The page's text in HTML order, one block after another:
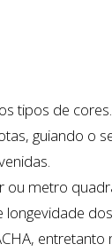
tipos de
guiando o
metro